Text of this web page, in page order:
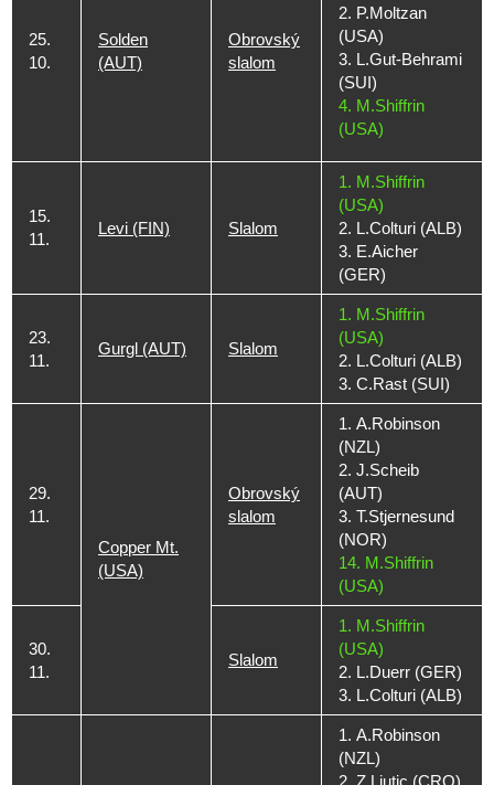
25.
10.
Solden
(AUT)
Obrovský
slalom
2. P.Moltzan
(USA)
3. L.Gut-Behrami
(SUI)
4. M.Shiffrin
(USA)
15.
11.
Levi (FIN) Slalom
1. M.Shiffrin
(USA)
2. L.Colturi (ALB)
3. E.Aicher
(GER)
23.
11.
Gurgl (AUT) Slalom
1. M.Shiffrin
(USA)
2. L.Colturi (ALB)
3. C.Rast (SUI)
29.
11.
Copper Mt.
(USA)
Obrovský
slalom
1. A.Robinson
(NZL)
2. J.Scheib
(AUT)
3. T.Stjernesund
(NOR)
14. M.Shiffrin
(USA)
30.
11.
Slalom
1. M.Shiffrin
(USA)
2. L.Duerr (GER)
3. L.Colturi (ALB)
1. A.Robinson
(NZL)
2. Z.Ljutic (CRO)